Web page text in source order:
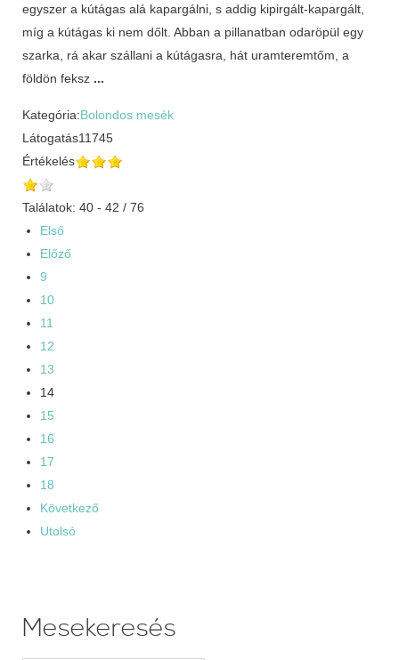
egyszer a kútágas alá kapargálni, s addig kipirgált-kapargált,
míg a kútágas ki nem dőlt. Abban a pillanatban odaröpül egy
szarka, rá akar szállani a kútágasra, hát uramteremtőm, a
földön feksz ...
Kategória:Bolondos mesék
Látogatás11745
Értékelés
Találatok: 40 - 42 / 76
Első
Előző
9
10
11
12
13
14
15
16
17
18
Következő
Utolsó
Mesekeresés